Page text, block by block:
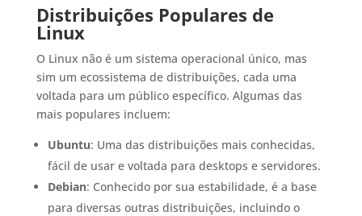
Distribuições Populares de
Linux
O Linux não é um sistema operacional único, mas
sim um ecossistema de distribuições, cada uma
voltada para um público específico. Algumas das
mais populares incluem:
Ubuntu: Uma das distribuições mais conhecidas,
fácil de usar e voltada para desktops e servidores.
Debian: Conhecido por sua estabilidade, é a base
para diversas outras distribuições, incluindo o